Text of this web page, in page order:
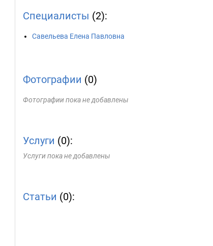
Специалисты (2):
Савельева Елена Павловна
Фотографии (0)
Фотографии пока не добавлены
Услуги (0):
Услуги пока не добавлены
Статьи (0):